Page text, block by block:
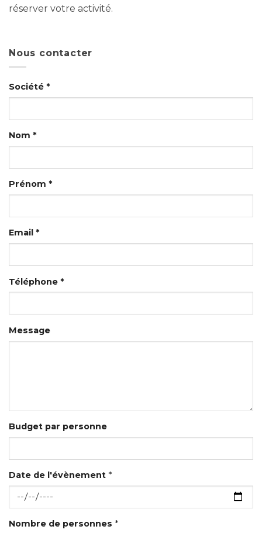
réserver votre activité.
Nous contacter
Société *
Nom *
Prénom *
Email *
Téléphone *
Message
Budget par personne
Date de l'évènement *
Nombre de personnes *